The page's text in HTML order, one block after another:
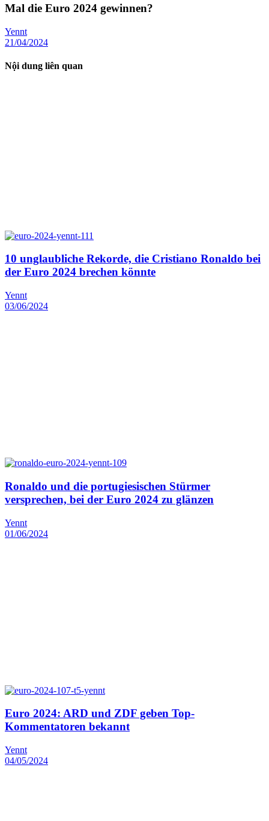
Mal die Euro 2024 gewinnen?
Yennt
21/04/2024
Nội dung liên quan
10 unglaubliche Rekorde, die Cristiano Ronaldo bei
der Euro 2024 brechen könnte
Yennt
03/06/2024
Ronaldo und die portugiesischen Stürmer
versprechen, bei der Euro 2024 zu glänzen
Yennt
01/06/2024
Euro 2024: ARD und ZDF geben Top-
Kommentatoren bekannt
Yennt
04/05/2024